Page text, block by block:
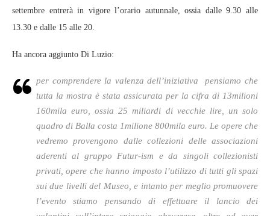
settembre entrerà in vigore l’orario autunnale, ossia dalle 9.30 alle
13.30 e dalle 15 alle 20.
Ha ancora aggiunto Di Luzio:
per comprendere la valenza dell’iniziativa pensiamo che
tutta la mostra è stata assicurata per la cifra di 13milioni
160mila euro, ossia 25 miliardi di vecchie lire, un solo
quadro di Balla costa 1milione 800mila euro. Le opere che
vedremo provengono dalle collezioni delle associazioni
aderenti al gruppo Futur-ism e da singoli collezionisti
privati, opere che hanno imposto l’utilizzo di tutti gli spazi
sui due livelli del Museo, e intanto per meglio promuovere
l’evento stiamo pensando di effettuare il lancio dei